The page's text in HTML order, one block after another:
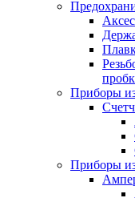
Приборы
Приборы